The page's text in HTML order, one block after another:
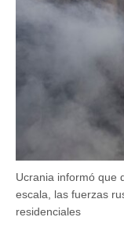
Ucrania informó que
escala, las fuerzas
residenciales